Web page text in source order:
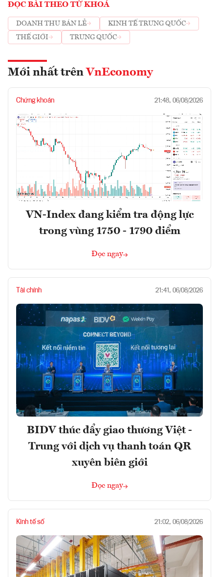
ĐỌC BÀI THEO TỪ KHOÁ
DOANH THU BÁN LẺ
KINH TẾ TRUNG QUỐC
THẾ GIỚI
TRUNG QUỐC
Mới nhất trên VnEconomy
Chứng khoán 21:48, 06/08/2026
VN-Index đang kiểm tra động lực
trong vùng 1750 - 1790 điểm
Đọc ngay
Tài chính 21:41, 06/08/2026
BIDV thúc đẩy giao thương Việt -
Trung với dịch vụ thanh toán QR
xuyên biên giới
Đọc ngay
Kinh tế số 21:02, 06/08/2026